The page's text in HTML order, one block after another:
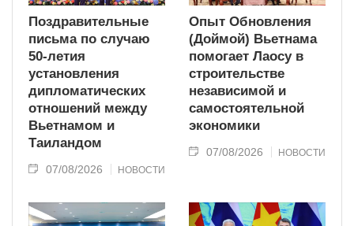
Поздравительные
письма по случаю
50-летия
установления
дипломатических
отношений между
Вьетнамом и
Таиландом
07/08/2026 НОВОСТИ
Опыт Обновления
(Доймой) Вьетнама
помогает Лаосу в
строительстве
независимой и
самостоятельной
экономики
07/08/2026 НОВОСТИ